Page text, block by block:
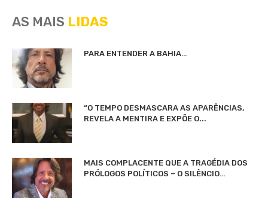
AS MAIS LIDAS
PARA ENTENDER A BAHIA…
“O TEMPO DESMASCARA AS APARÊNCIAS,
REVELA A MENTIRA E EXPÕE O...
MAIS COMPLACENTE QUE A TRAGÉDIA DOS
PRÓLOGOS POLÍTICOS – O SILÊNCIO…